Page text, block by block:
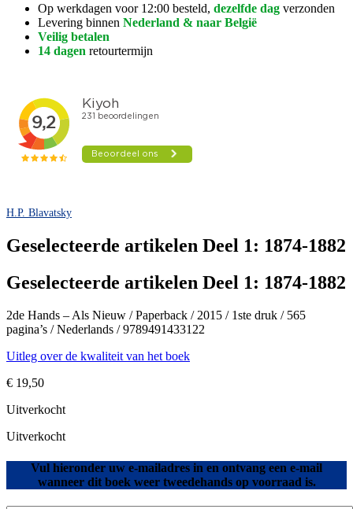
Op werkdagen voor 12:00 besteld, dezelfde dag verzonden
Levering binnen Nederland & naar België
Veilig betalen
14 dagen retourtermijn
H.P. Blavatsky
Geselecteerde artikelen Deel 1: 1874-1882
Geselecteerde artikelen Deel 1: 1874-1882
2de Hands – Als Nieuw / Paperback / 2015 / 1ste druk / 565
pagina’s / Nederlands / 9789491433122
Uitleg over de kwaliteit van het boek
€ 19,50
Uitverkocht
Uitverkocht
Vul hieronder uw e-mailadres in en ontvang een e-mail
wanneer dit boek weer tweedehands op voorraad is.